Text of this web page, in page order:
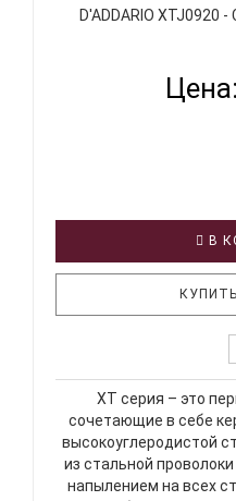
D'ADDARIO
В
XT серия – это
сочетающие в себе
высокоуглеродистой
из стальной
напылением на всех